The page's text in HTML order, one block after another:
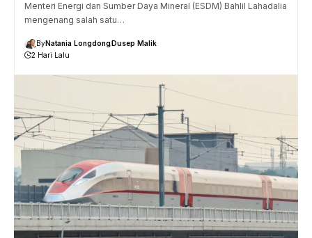
Menteri Energi dan Sumber Daya Mineral (ESDM) Bahlil Lahadalia
mengenang salah satu…
ByNatania LongdongDusep Malik
2 Hari Lalu